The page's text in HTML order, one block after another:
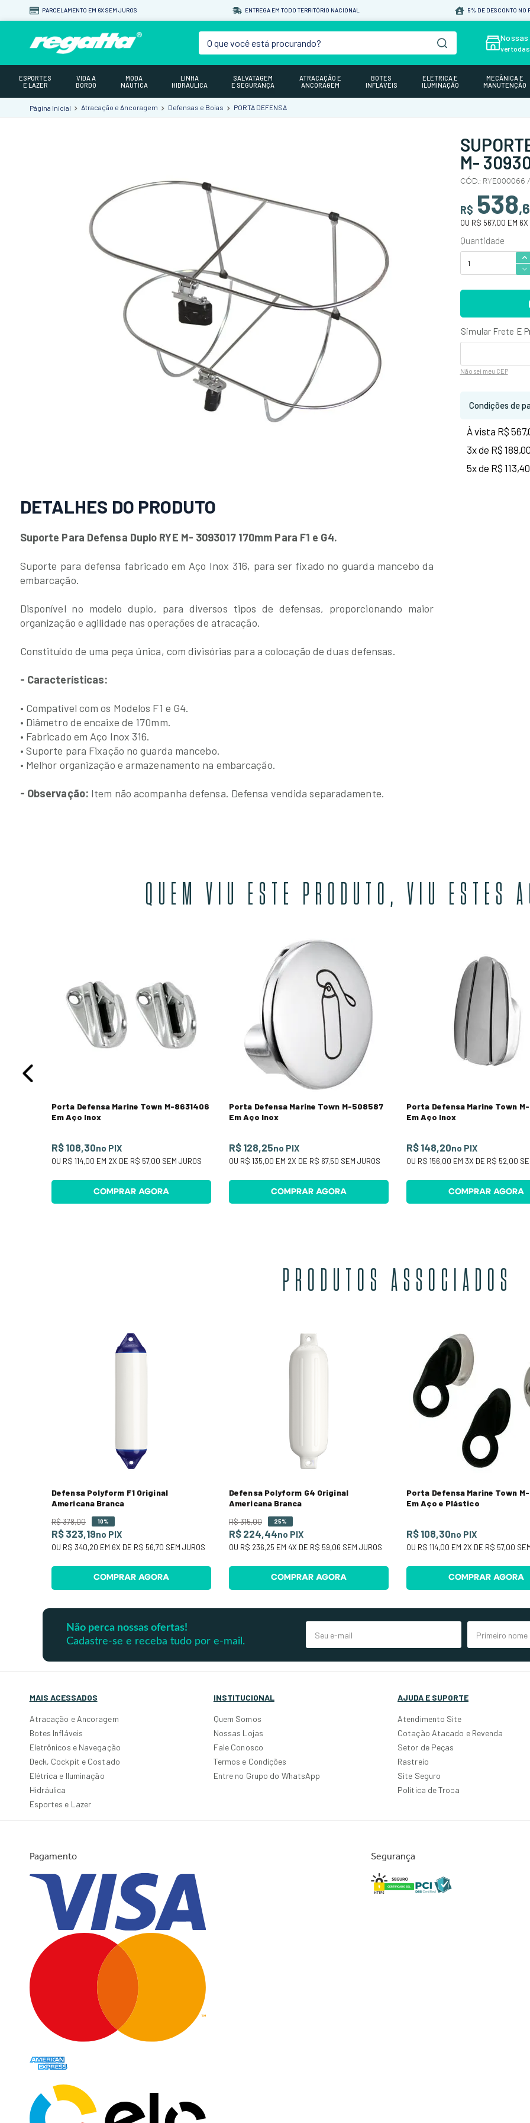
PARCELAMENTO EM 6X SEM JUROS ENTREGA EM TODO TERRITÓRIO NACIONAL 5% DE DESCONTO NO
O que você está procurando? Nossas
ver todas
ESPORTES
E LAZER
VIDA A
BORDO
MODA
NÁUTICA
LINHA
HIDRÁULICA
SALVATAGEM
E SEGURANÇA
ATRACAÇÃO E
ANCORAGEM
BOTES
INFLÁVEIS
ELÉTRICA E
ILUMINAÇÃO
MECÂNICA E
MANUTENÇÃO
Atracação e Ancoragem Defensas e Boias PORTA DEFENSA
DETALHES DO PRODUTO
Suporte Para Defensa Duplo RYE M- 3093017 170mm Para F1 e G4.
Suporte para defensa fabricado em Aço Inox 316, para ser fixado no guarda mancebo da
embarcação.
Disponível no modelo duplo, para diversos tipos de defensas, proporcionando maior
organização e agilidade nas operações de atracação.
Constituído de uma peça única, com divisórias para a colocação de duas defensas.
- Características:
• Compatível com os Modelos F1 e G4.
• Diâmetro de encaixe de 170mm.
• Fabricado em Aço Inox 316.
• Suporte para Fixação no guarda mancebo.
• Melhor organização e armazenamento na embarcação.
- Observação: Item não acompanha defensa. Defensa vendida separadamente.
M-
CÓD.: RYE000066
R$ 538,
OU R$ 567,00 EM 6X
Não sei meu CEP
Condições de
À vista R$
3x de R$ 189,00
5x de R$ 113,40
QUEM VIU ESTE PRODUTO, VIU ESTES
Porta Defensa Marine Town M-8631406
Em Aço Inox
R$ 108,30no PIX
OU R$ 114,00 EM 2X DE R$ 57,00 SEM JUROS
COMPRAR AGORA
Porta Defensa Marine Town M-508587
Em Aço Inox
R$ 128,25no PIX
OU R$ 135,00 EM 2X DE R$ 67,50 SEM JUROS
COMPRAR AGORA
Porta Defensa Marine Town
Em Aço Inox
R$ 148,20no PIX
OU R$ 156,00 EM 3X DE R$ 52,00
COMPRAR AGORA
PRODUTOS ASSOCIADOS
Defensa Polyform F1 Original
Americana Branca
R$378,00 10%
R$ 323,19no PIX
OU R$ 340,20 EM 6X DE R$ 56,70 SEM JUROS
COMPRAR AGORA
Defensa Polyform G4 Original
Americana Branca
R$315,00 25%
R$ 224,44no PIX
OU R$ 236,25 EM 4X DE R$ 59,06 SEM JUROS
COMPRAR AGORA
Porta Defensa Marine Town M-
Em Aço e Plástico
R$ 108,30no PIX
OU R$ 114,00 EM 2X DE R$ 57,00
COMPRAR AGORA
Não perca nossas ofertas!
Cadastre-se e receba tudo por e-mail.
MAIS ACESSADOS
Atracação e Ancoragem
Botes Infláveis
Eletrônicos e Navegação
Deck, Cockpit e Costado
Elétrica e Iluminação
Hidráulica
Esportes e Lazer
INSTITUCIONAL
Quem Somos
Nossas Lojas
Fale Conosco
Termos e Condições
Entre no Grupo do WhatsApp
AJUDA E SUPORTE
Atendimento Site
Cotação Atacado e Revenda
Setor de Peças
Rastreio
Site Seguro
Política de Troca
Pagamento Segurança